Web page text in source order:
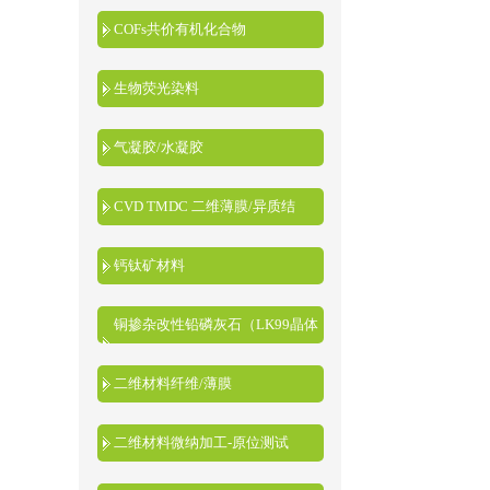
COFs共价有机化合物
生物荧光染料
气凝胶/水凝胶
CVD TMDC 二维薄膜/异质结
钙钛矿材料
铜掺杂改性铅磷灰石（LK99晶体
粉末）
二维材料纤维/薄膜
二维材料微纳加工-原位测试